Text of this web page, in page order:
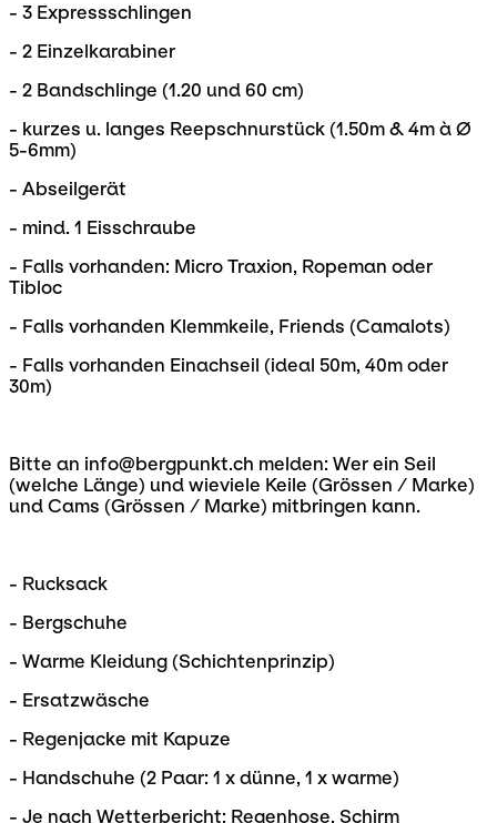
- 3 Expressschlingen
- 2 Einzelkarabiner
- 2 Bandschlinge (1.20 und 60 cm)
- kurzes u. langes Reepschnurstück (1.50m & 4m à Ø
5-6mm)
- Abseilgerät
- mind. 1 Eisschraube
- Falls vorhanden: Micro Traxion, Ropeman oder
Tibloc
- Falls vorhanden Klemmkeile, Friends (Camalots)
- Falls vorhanden Einachseil (ideal 50m, 40m oder
30m)
Bitte an info@bergpunkt.ch melden: Wer ein Seil
(welche Länge) und wieviele Keile (Grössen / Marke)
und Cams (Grössen / Marke) mitbringen kann.
- Rucksack
- Bergschuhe
- Warme Kleidung (Schichtenprinzip)
- Ersatzwäsche
- Regenjacke mit Kapuze
- Handschuhe (2 Paar: 1 x dünne, 1 x warme)
- Je nach Wetterbericht: Regenhose, Schirm